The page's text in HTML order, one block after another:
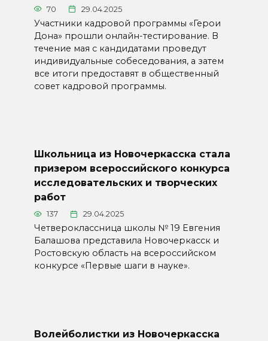
70 29.04.2025
Участники кадровой программы «Герои
Дона» прошли онлайн-тестирование. В
течение мая с кандидатами проведут
индивидуальные собеседования, а затем
все итоги предоставят в общественный
совет кадровой программы.
Школьница из Новочеркасска стала
призером всероссийского конкурса
исследовательских и творческих
работ
137 29.04.2025
Четвероклассница школы № 19 Евгения
Балашова представила Новочеркасск и
Ростовскую область на всероссийском
конкурсе «Первые шаги в науке».
Волейболистки из Новочеркасска